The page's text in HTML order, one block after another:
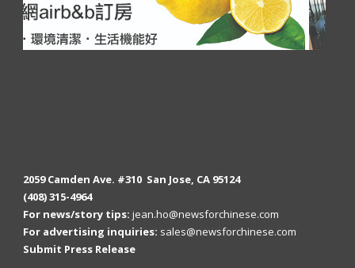
2059 Camden Ave. #310 San Jose, CA 95124
(408) 315-4964
For news/story tips: jean.ho@newsforchinese.com
For advertising inquiries: sales@newsforchinese.com
Submit Press Release